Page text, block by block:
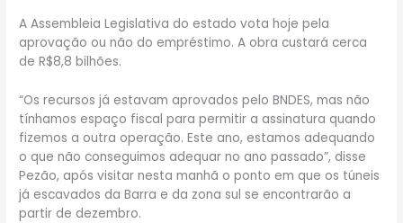
A Assembleia Legislativa do estado vota hoje pela
aprovação ou não do empréstimo. A obra custará cerca
de R$8,8 bilhões.
“Os recursos já estavam aprovados pelo BNDES, mas não
tínhamos espaço fiscal para permitir a assinatura quando
fizemos a outra operação. Este ano, estamos adequando
o que não conseguimos adequar no ano passado”, disse
Pezão, após visitar nesta manhã o ponto em que os túneis
já escavados da Barra e da zona sul se encontrarão a
partir de dezembro.